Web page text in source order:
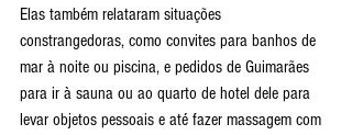
Elas também relataram situações
constrangedoras, como convites para banhos de
mar à noite ou piscina, e pedidos de Guimarães
para ir à sauna ou ao quarto de hotel dele para
levar objetos pessoais e até fazer massagem com